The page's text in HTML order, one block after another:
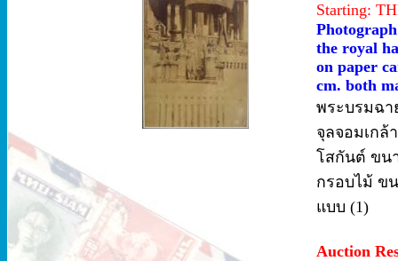
Starting:
the royal
on paper
cm. both
พระบรมฉ
จุลจอมเกล้
โสกันต์ ขน
กรอบไม้ ข
แบบ (1)
Auction